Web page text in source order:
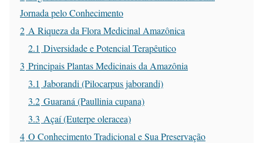
Jornada pelo Conhecimento
2 A Riqueza da Flora Medicinal Amazônica
2.1 Diversidade e Potencial Terapêutico
3 Principais Plantas Medicinais da Amazônia
3.1 Jaborandi (Pilocarpus jaborandi)
3.2 Guaraná (Paullinia cupana)
3.3 Açaí (Euterpe oleracea)
4 O Conhecimento Tradicional e Sua Preservação